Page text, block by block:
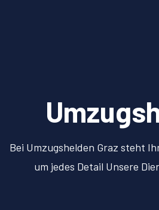
Bei Umzugshelden Graz steht
um jedes Detail Unsere